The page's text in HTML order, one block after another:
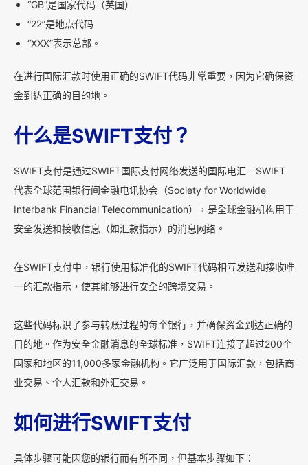
“GB”是国家代码（英国）
“22”是地点代码
“XXX”表示总部。
在进行国际汇款时使用正确的SWIFT代码非常重要，因为它确保资
金到达正确的目的地。
什么是SWIFT支付？
SWIFT支付是通过SWIFT国际支付网络发送的国际电汇。SWIFT
代表全球范围银行间金融电讯协会（Society for Worldwide
Interbank Financial Telecommunication），是全球金融机构用于
安全发送和接收信息（如汇款指示）的消息网络。
在SWIFT支付中，银行使用标准化的SWIFT代码相互发送和接收唯
一的汇款指示，使其能够进行安全的跨境交易。
这些代码标识了参与转账过程的每个银行，并确保资金到达正确的
目的地。作为安全金融消息的全球标准，SWIFT连接了超过200个
国家和地区的11,000多家金融机构。它广泛用于国际汇款，包括商
业交易、个人汇款和外汇交易。
如何进行SWIFT支付
具体步骤可能因您的银行而有所不同，但基本步骤如下：